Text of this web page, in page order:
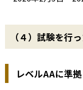
（４）試験を行
レベルAAに準